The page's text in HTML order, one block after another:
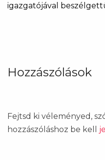
igazgatójával
Hozzászólások
Fejtsd ki véleményed,
hozzászóláshoz be kell